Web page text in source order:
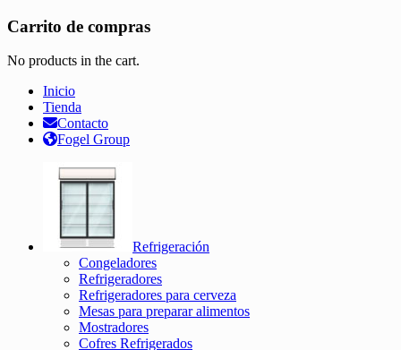
Carrito de compras
No products in the cart.
Inicio
Tienda
Contacto
Fogel Group
Refrigeración
Congeladores
Refrigeradores
Refrigeradores para cerveza
Mesas para preparar alimentos
Mostradores
Cofres Refrigerados